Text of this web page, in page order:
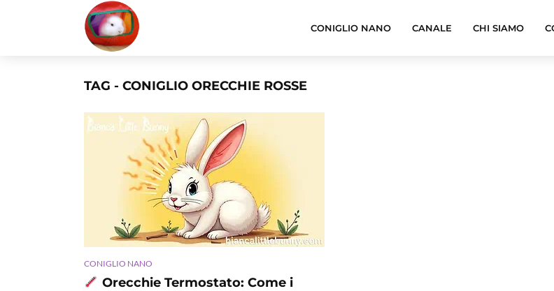
CONIGLIO NANO CANALE CHI SIAMO
TAG - CONIGLIO ORECCHIE ROSSE
CONIGLIO NANO
Orecchie Termostato: Come i